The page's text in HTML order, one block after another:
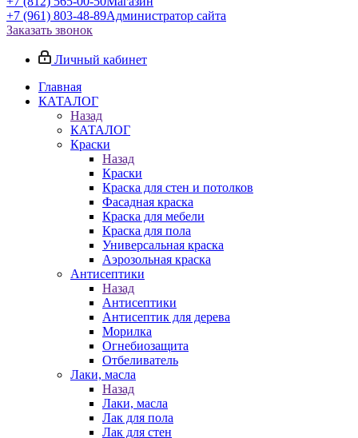
+7 (961) 803-48-89Администратор сайта
Заказать звонок
Личный кабинет
Главная
КАТАЛОГ
Назад
КАТАЛОГ
Краски
Назад
Краски
Краска для стен и потолков
Фасадная краска
Краска для мебели
Краска для пола
Универсальная краска
Аэрозольная краска
Антисептики
Назад
Антисептики
Антисептик для дерева
Морилка
Огнебиозащита
Отбеливатель
Лаки, масла
Назад
Лаки, масла
Лак для пола
Лак для стен